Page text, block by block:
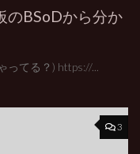
のBSoDから分か
てる？) https://...
3